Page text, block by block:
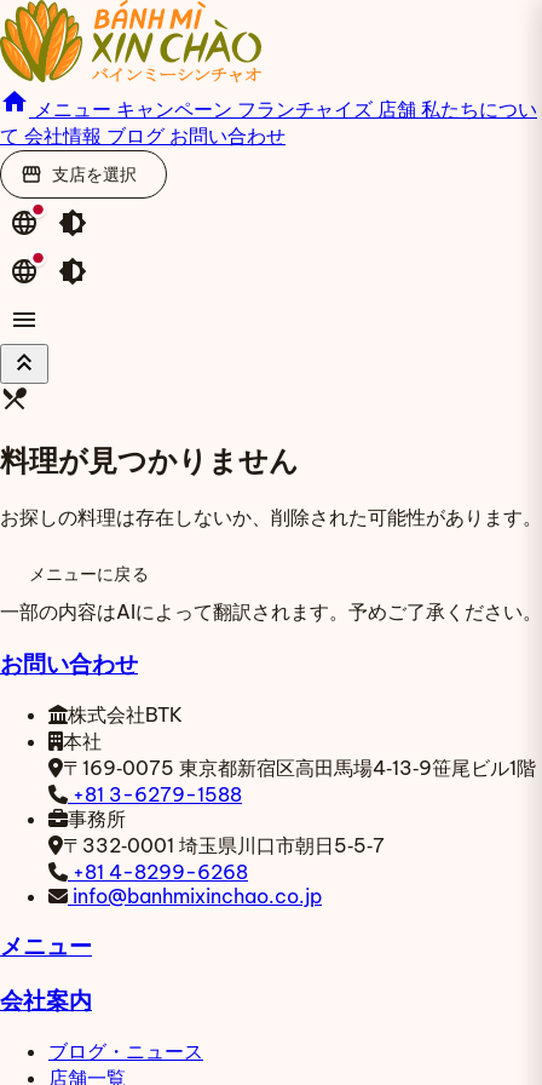
home メニュー キャンペーン フランチャイズ 店舗 私たちについ
て 会社情報 ブログ お問い合わせ
storefront 支店を選択
language
brightness_medium
language
brightness_medium
menu
keyboard_double_arrow_up
restaurant_menu
料理が見つかりません
お探しの料理は存在しないか、削除された可能性があります。
メニューに戻る
一部の内容はAIによって翻訳されます。予めご了承ください。
お問い合わせ
株式会社BTK
本社
〒169‑0075 東京都新宿区高田馬場4‑13‑9笹尾ビル1階
+81 3-6279-1588
事務所
〒332‑0001 埼玉県川口市朝日5‑5‑7
+81 4-8299-6268
info@banhmixinchao.co.jp
メニュー
会社案内
ブログ・ニュース
店舗一覧